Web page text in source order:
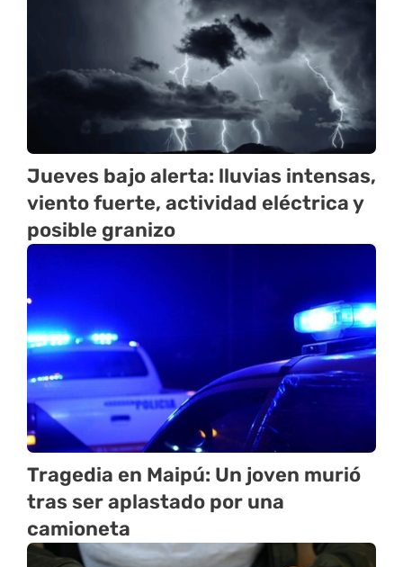
Jueves bajo alerta: lluvias intensas,
viento fuerte, actividad eléctrica y
posible granizo
Tragedia en Maipú: Un joven murió
tras ser aplastado por una
camioneta